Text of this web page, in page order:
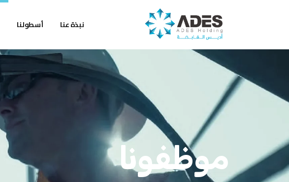
نبذة عنا
فريقنا الإداري
أسطولنا
الأسطول البحري
الأسطول البري
بيئة العمل في أديس
الوظائف
موظفونا